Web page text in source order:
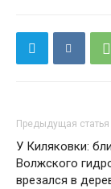
Предыдущая статья
У Киляковки:
Волжского
врезался в